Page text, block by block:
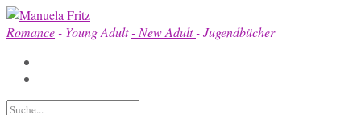
Skip
to
Romance- Young Adult- New Adult- Jugendbücher